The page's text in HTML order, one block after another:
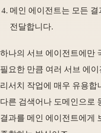
메인 에이전트는 모든
전달합니다.
하나의 서브 에이전트에만
필요한 만큼 여러 서브 에
리서치 작업에 매우 유용합
다른 검색어나 도메인으로
결과를 메인 에이전트에게